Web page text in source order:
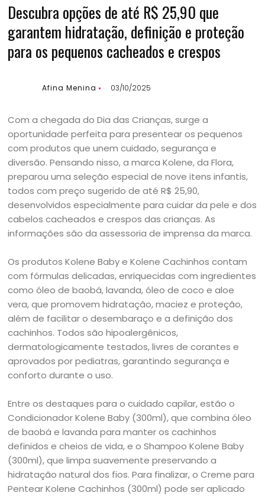
Descubra opções de até R$ 25,90 que
garantem hidratação, definição e proteção
para os pequenos cacheados e crespos
Afina Menina 03/10/2025
Com a chegada do Dia das Crianças, surge a
oportunidade perfeita para presentear os pequenos
com produtos que unem cuidado, segurança e
diversão. Pensando nisso, a marca Kolene, da Flora,
preparou uma seleção especial de nove itens infantis,
todos com preço sugerido de até R$ 25,90,
desenvolvidos especialmente para cuidar da pele e dos
cabelos cacheados e crespos das crianças. As
informações são da assessoria de imprensa da marca.
Os produtos Kolene Baby e Kolene Cachinhos contam
com fórmulas delicadas, enriquecidas com ingredientes
como óleo de baobá, lavanda, óleo de coco e aloe
vera, que promovem hidratação, maciez e proteção,
além de facilitar o desembaraço e a definição dos
cachinhos. Todos são hipoalergênicos,
dermatologicamente testados, livres de corantes e
aprovados por pediatras, garantindo segurança e
conforto durante o uso.
Entre os destaques para o cuidado capilar, estão o
Condicionador Kolene Baby (300ml), que combina óleo
de baobá e lavanda para manter os cachinhos
definidos e cheios de vida, e o Shampoo Kolene Baby
(300ml), que limpa suavemente preservando a
hidratação natural dos fios. Para finalizar, o Creme para
Pentear Kolene Cachinhos (300ml) pode ser aplicado